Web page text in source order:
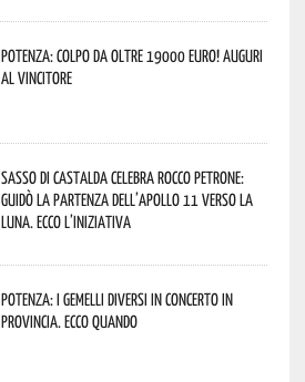
Potenza: colpo da oltre 19000 Euro! Auguri
al vincitore
Sasso di Castalda celebra Rocco Petrone:
guidò la partenza dell’Apollo 11 verso la
Luna. Ecco l’iniziativa
Potenza: i Gemelli DiVersi in concerto in
provincia. Ecco quando